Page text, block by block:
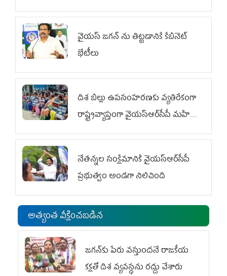
వైయ‌స్ జగన్‌ ను తిట్టడానికే కేబినెట్‌
భేటీలు
దిశ బిల్లు ఉపసంహరణకు వ్యతిరేకంగా
రాష్ట్రవ్యాప్తంగా వైయ‌స్ఆర్‌సీపీ మహిళా
విభాగం ఆందోళనలు
నేతన్నల సంక్షేమానికి వైయ‌స్ఆర్‌సీపీ
ప్రభుత్వం అండగా నిలిచింది
అత్యంత వీక్షించబడిన
జగన్‌కు పేరు వస్తుందనే రాజకీయ
కక్షతో దిశ వ్య‌వ‌స్థ‌ను రద్దు చేశారు